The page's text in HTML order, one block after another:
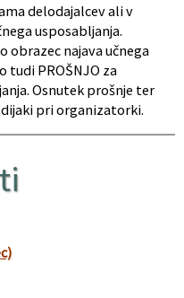
delodajalcev ali v
usposabljanja.
obrazec najava učnega
tudi PROŠNJO za
Osnutek prošnje ter
pri organizatorki.